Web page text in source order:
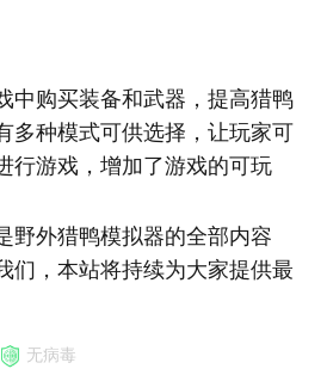
中购买装备和武器，提高猎鸭
多种模式可供选择，让玩家可
行游戏，增加了游戏的可玩
野外猎鸭模拟器的全部内容
们，本站将持续为大家提供最
无病毒